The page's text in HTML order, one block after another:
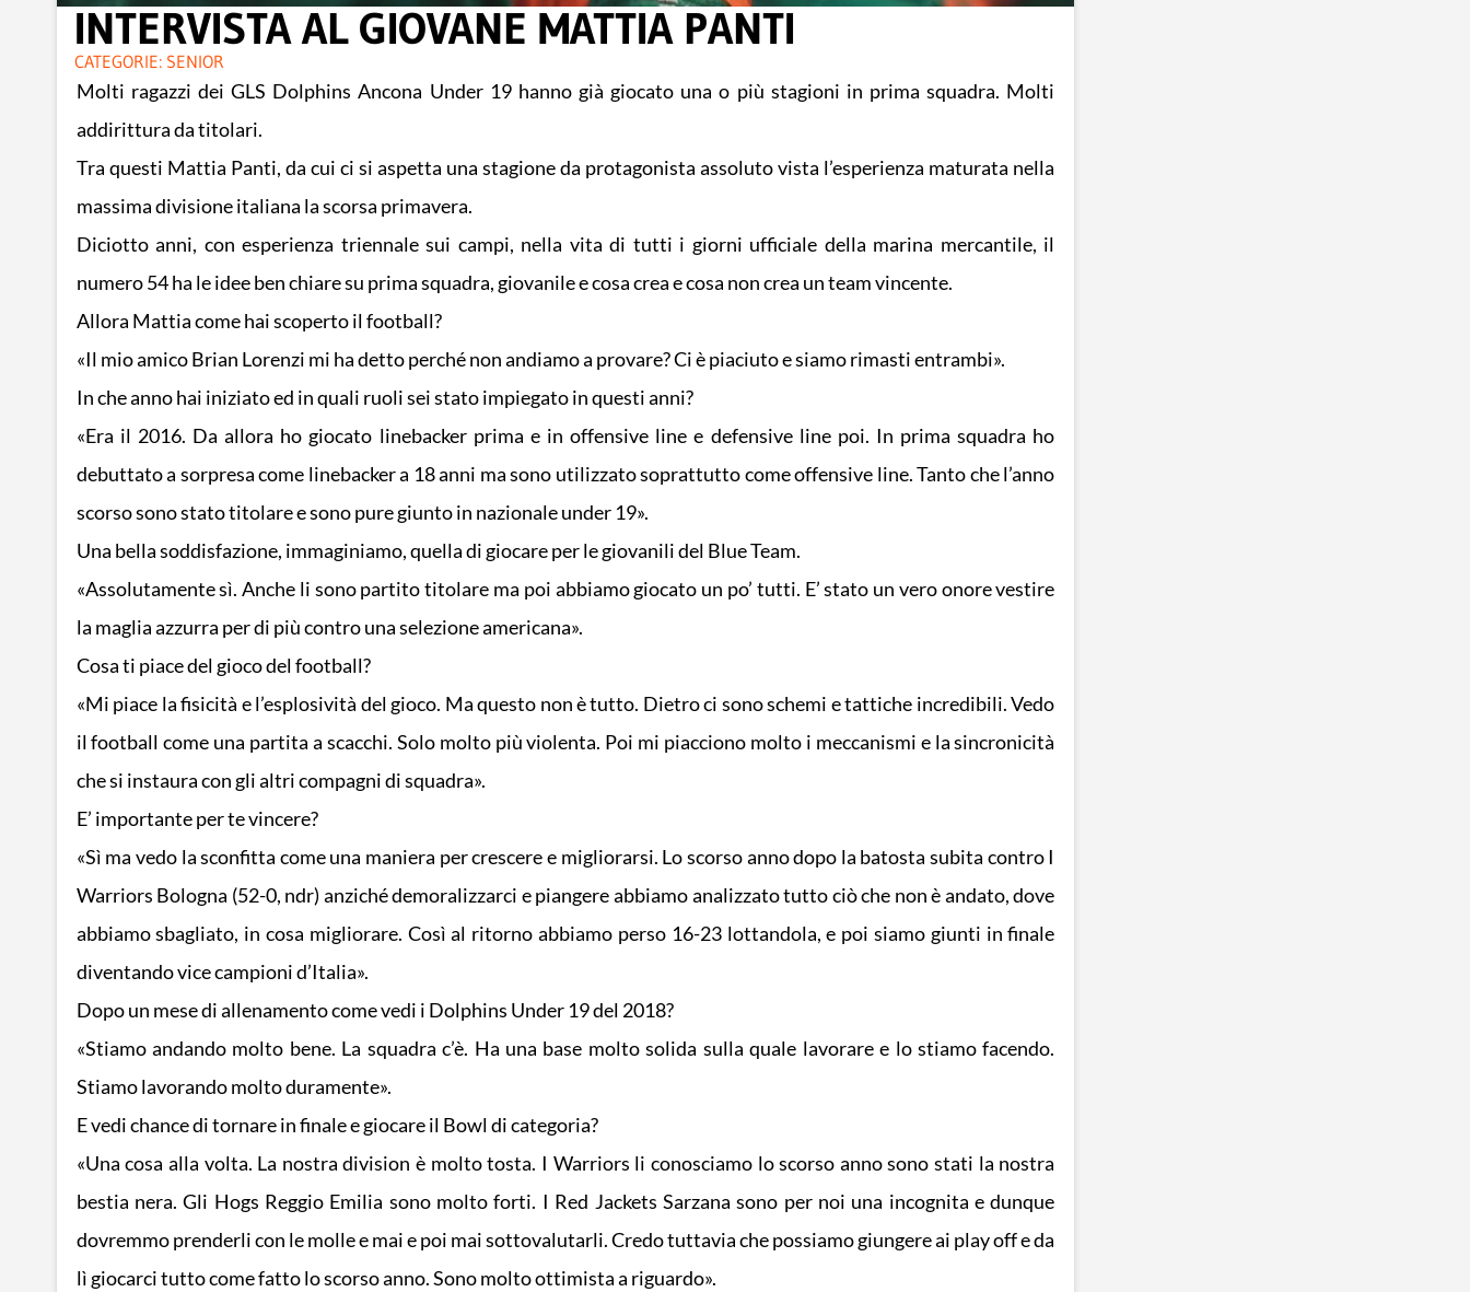
INTERVISTA AL GIOVANE MATTIA PANTI
CATEGORIE: SENIOR
Molti ragazzi dei GLS Dolphins Ancona Under 19 hanno già giocato una o più stagioni in prima squadra. Molti
addirittura da titolari.
Tra questi Mattia Panti, da cui ci si aspetta una stagione da protagonista assoluto vista l’esperienza maturata nella
massima divisione italiana la scorsa primavera.
Diciotto anni, con esperienza triennale sui campi, nella vita di tutti i giorni ufficiale della marina mercantile, il
numero 54 ha le idee ben chiare su prima squadra, giovanile e cosa crea e cosa non crea un team vincente.
Allora Mattia come hai scoperto il football?
«Il mio amico Brian Lorenzi mi ha detto perché non andiamo a provare? Ci è piaciuto e siamo rimasti entrambi».
In che anno hai iniziato ed in quali ruoli sei stato impiegato in questi anni?
«Era il 2016. Da allora ho giocato linebacker prima e in offensive line e defensive line poi. In prima squadra ho
debuttato a sorpresa come linebacker a 18 anni ma sono utilizzato soprattutto come offensive line. Tanto che l’anno
scorso sono stato titolare e sono pure giunto in nazionale under 19».
Una bella soddisfazione, immaginiamo, quella di giocare per le giovanili del Blue Team.
«Assolutamente sì. Anche li sono partito titolare ma poi abbiamo giocato un po’ tutti. E’ stato un vero onore vestire
la maglia azzurra per di più contro una selezione americana».
Cosa ti piace del gioco del football?
«Mi piace la fisicità e l’esplosività del gioco. Ma questo non è tutto. Dietro ci sono schemi e tattiche incredibili. Vedo
il football come una partita a scacchi. Solo molto più violenta. Poi mi piacciono molto i meccanismi e la sincronicità
che si instaura con gli altri compagni di squadra».
E’ importante per te vincere?
«Sì ma vedo la sconfitta come una maniera per crescere e migliorarsi. Lo scorso anno dopo la batosta subita contro I
Warriors Bologna (52-0, ndr) anziché demoralizzarci e piangere abbiamo analizzato tutto ciò che non è andato, dove
abbiamo sbagliato, in cosa migliorare. Così al ritorno abbiamo perso 16-23 lottandola, e poi siamo giunti in finale
diventando vice campioni d’Italia».
Dopo un mese di allenamento come vedi i Dolphins Under 19 del 2018?
«Stiamo andando molto bene. La squadra c’è. Ha una base molto solida sulla quale lavorare e lo stiamo facendo.
Stiamo lavorando molto duramente».
E vedi chance di tornare in finale e giocare il Bowl di categoria?
«Una cosa alla volta. La nostra division è molto tosta. I Warriors li conosciamo lo scorso anno sono stati la nostra
bestia nera. Gli Hogs Reggio Emilia sono molto forti. I Red Jackets Sarzana sono per noi una incognita e dunque
dovremmo prenderli con le molle e mai e poi mai sottovalutarli. Credo tuttavia che possiamo giungere ai play off e da
lì giocarci tutto come fatto lo scorso anno. Sono molto ottimista a riguardo».